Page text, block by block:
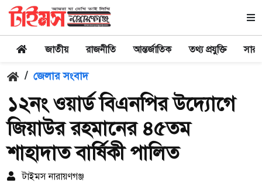
জাতীয় রাজনীতি আন্তর্জাতিক তথ্য প্রযুক্তি
/ জেলার সংবাদ
১২নং ওয়ার্ড বিএনপির উদ্যোগে
জিয়াউর রহমানের ৪৫তম
শাহাদাত বার্ষিকী পালিত
টাইমস নারায়ণগঞ্জ